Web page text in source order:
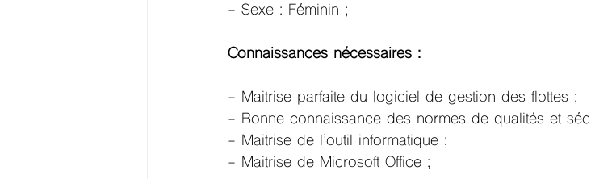
- Sexe : Féminin ;
Connaissances nécessaires :
- Maitrise parfaite du logiciel de gestion des flottes ;
- Bonne connaissance des normes de qualités et
- Maitrise de l’outil informatique ;
- Maitrise de Microsoft Office ;